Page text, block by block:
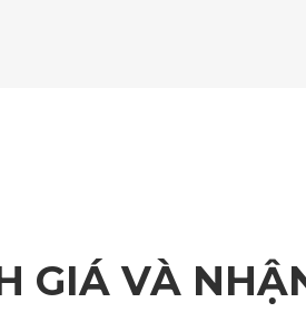
mà không làm cộm sàn hay
phủ mềm mại ôm sát từng chi tiết
ích với những ai thường xuyên
GIÁ VÀ